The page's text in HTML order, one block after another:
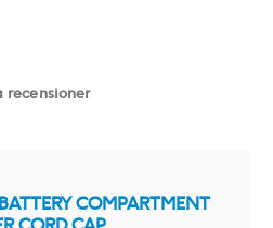
recensioner
COMPARTMENT